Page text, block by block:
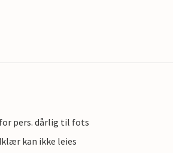
pers. dårlig til fots
kan ikke leies